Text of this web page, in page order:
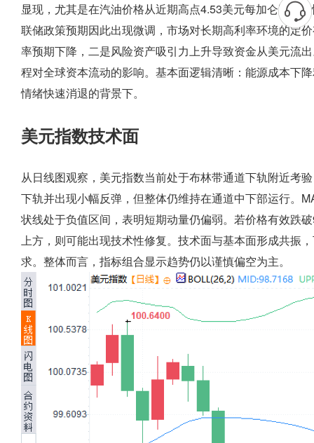
显现，尤其是在汽油价格从近期高点4.53美元每加仑回落
联储政策预期因此出现微调，市场对长期高利率环境的定
率预期下降，二是风险资产吸引力上升导致资金从美元流
程对全球资本流动的影响。基本面逻辑清晰：能源成本下
情绪快速消退的背景下。
美元指数技术面
从日线图观察，美元指数当前处于布林带通道下轨附近考
下轨并出现小幅反弹，但整体仍维持在通道中下部运行。
状线处于负值区间，表明短期动量仍偏弱。若价格有效跌
上方，则可能出现技术性修复。技术面与基本面形成共振
求。整体而言，指标组合显示趋势仍以谨慎偏空为主。